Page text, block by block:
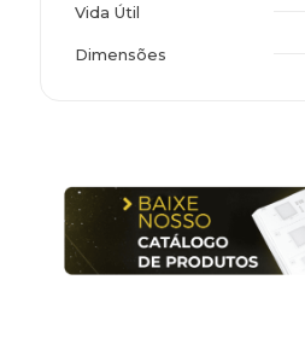
Vida Útil
Dimensões